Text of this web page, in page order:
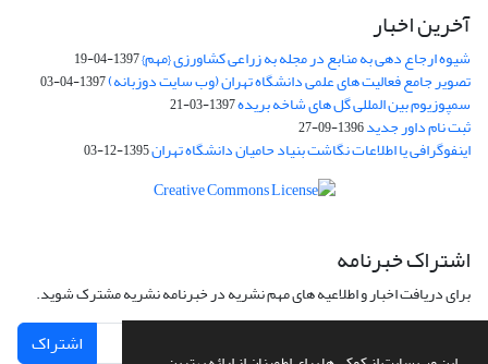
آخرین اخبار
شیوه ارجاع دهی به منابع در مجله به زراعی کشاورزی {مهم}1397-04-19
تصویر جامع فعالیت های علمی دانشگاه تهران (وب سایت دوزبانه)1397-04-03
سمپوزیوم بین المللی گل های شاخه بریده1397-03-21
ثبت نام داور جدید1396-09-27
اینفوگرافی یا اطلاعات نگاشت بنیاد حامیان دانشگاه تهران1395-12-03
اشتراک خبرنامه
برای دریافت اخبار و اطلاعیه های مهم نشریه در خبرنامه نشریه مشترک شوید.
اشتراک